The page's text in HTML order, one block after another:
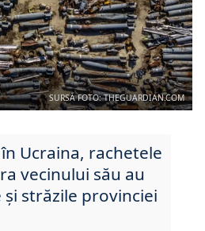
SURSĂ FOTO: THEGUARDIAN.COM
Ucraina, rachetele
vecinului său au
străzile provinciei